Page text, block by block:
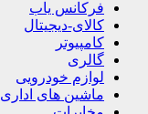
فرکانس یاب
کالای-دیجیتال
کامپیوتر
گالری
لوازم خودرویی
ماشین های اداری